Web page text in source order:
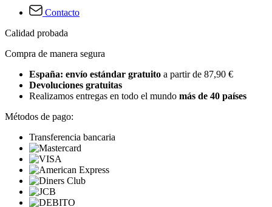
Contacto
Calidad probada
Compra de manera segura
España: envío estándar gratuito a partir de 87,90 €
Devoluciones gratuitas
Realizamos entregas en todo el mundo más de 40 países
Métodos de pago:
Transferencia bancaria